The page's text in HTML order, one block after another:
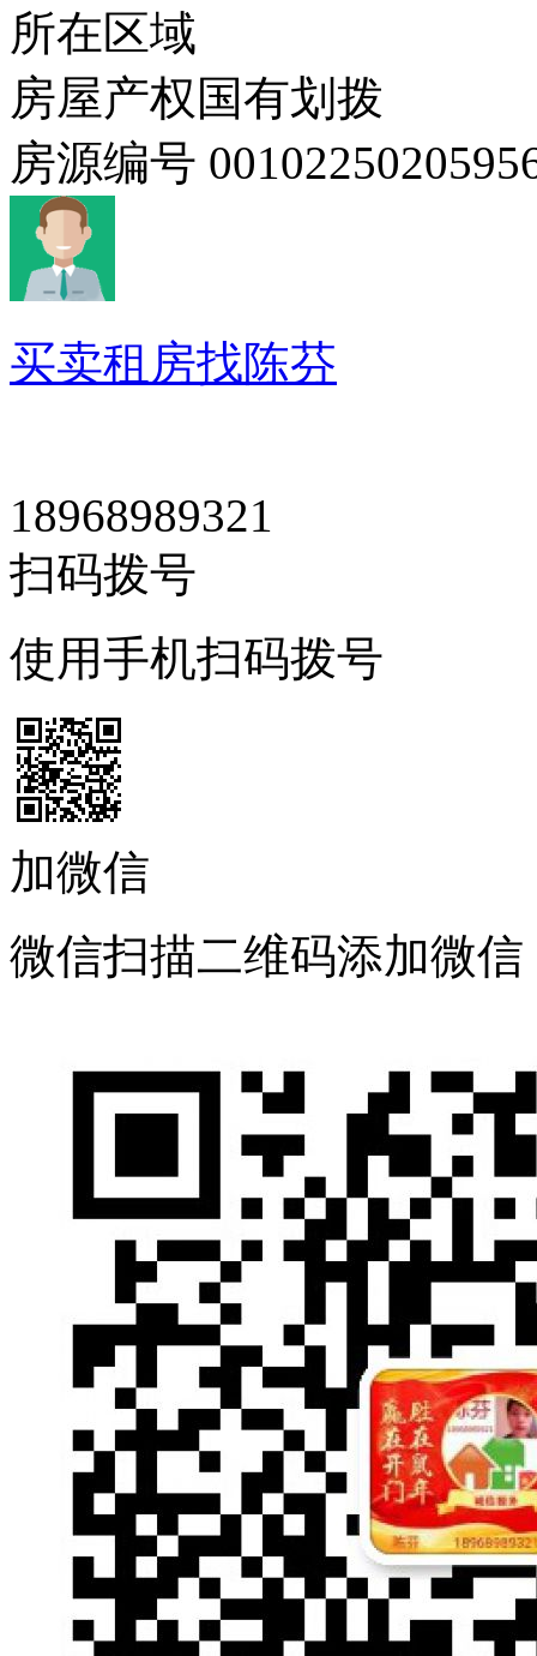
所在区域
房屋产权 国有划拨
房源编号
买卖租房找陈芬
18968989321
扫码拨号
使用手机扫码拨号
加微信
微信扫描二维码添加微信